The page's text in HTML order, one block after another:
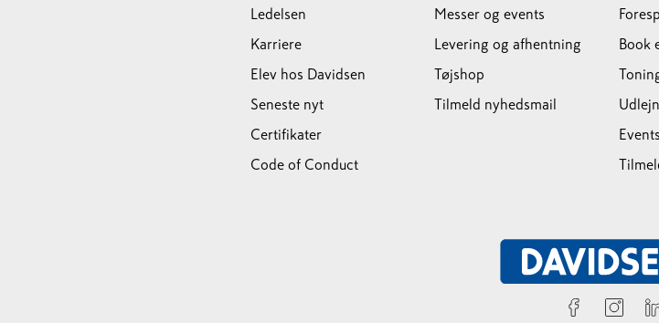
Ledelsen
Karriere
Elev hos Davidsen
Seneste nyt
Certifikater
Code of Conduct
Messer og events
Levering og afhentning
Tøjshop
Tilmeld nyhedsmail
Book
Events